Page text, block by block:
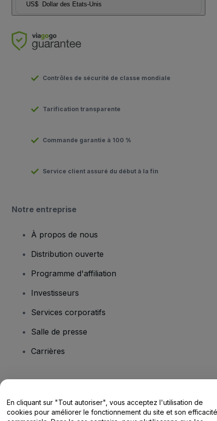
US$ Dollar des Etats-Unis
Contrôles de sécurité de classe mondiale
Tarification transparente
Commande garantie à 100 %
Service client assuré du début à la fin
Notre entreprise
À propos de nous
Distribution ouverte
Programme d'affiliation
Investisseurs
Services corporatifs
Salle de presse
Carrières
Centre d'assistance / Nous contacter
En cliquant sur "Tout autoriser", vous acceptez l'utilisation de
cookies pour améliorer le fonctionnement du site et son efficacité